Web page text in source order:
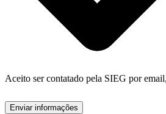
Aceito ser contatado pela SIEG por
Enviar informações